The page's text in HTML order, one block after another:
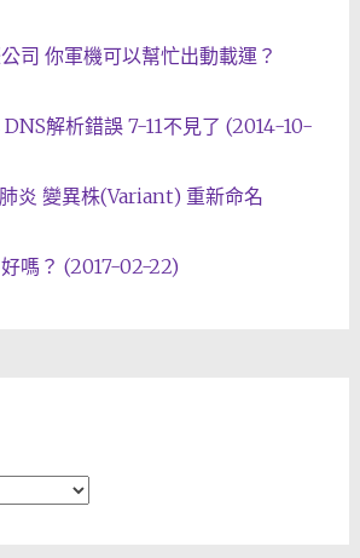
司 你軍機可以幫忙出動載運？
解析錯誤 7-11不見了 (2014-10-
炎 變異株(Variant) 重新命名
嗎？ (2017-02-22)